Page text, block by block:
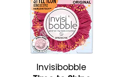
Invisibobble